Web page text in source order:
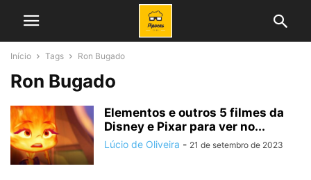
Início Tags Ron Bugado
Ron Bugado
Elementos e outros 5 filmes da
Disney e Pixar para ver no...
Lúcio de Oliveira - 21 de setembro de 2023